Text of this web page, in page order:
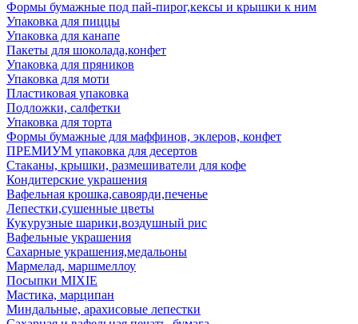
Формы бумажные под пай-пирог,кексы и крышки к ним
Упаковка для пиццы
Упаковка для канапе
Пакеты для шоколада,конфет
Упаковка для пряников
Упаковка для моти
Пластиковая упаковка
Подложки, салфетки
Упаковка для торта
Формы бумажные для маффинов, эклеров, конфет
ПРЕМИУМ упаковка для десертов
Стаканы, крышки, размешиватели для кофе
Кондитерские украшения
Вафельная крошка,савоярди,печенье
Лепестки,сушенные цветы
Кукурузные шарики,воздушный рис
Вафельные украшения
Сахарные украшения,медальоны
Мармелад, маршмеллоу
Посыпки MIXIE
Мастика, марципан
Миндальные, арахисовые лепестки